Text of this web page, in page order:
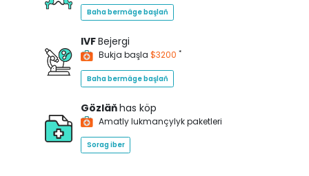
Baha bermäge başlaň
IVFBejergi
Bukja başla $3200 *
Baha bermäge başlaň
Gözläňhas köp
Amatly lukmançylyk paketleri
Sorag iber